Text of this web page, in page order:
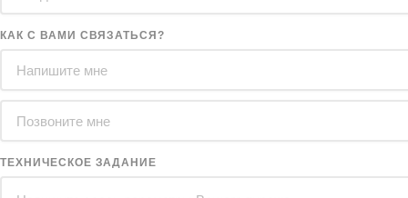
КАК С ВАМИ СВЯЗАТЬСЯ?
ТЕХНИЧЕСКОЕ ЗАДАНИЕ